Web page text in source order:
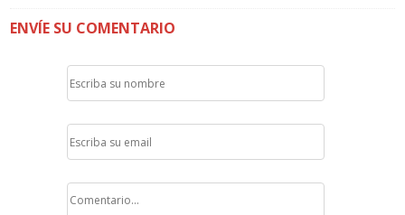
ENVÍE SU COMENTARIO